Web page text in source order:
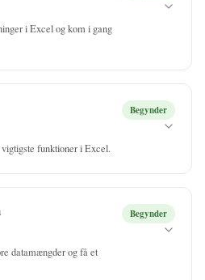
i Excel og kom i gang
tilFormler
funktioner i Excel.
Begynder
tilFunktioner
til alle vores kurser
datamængder og få et
Begynder